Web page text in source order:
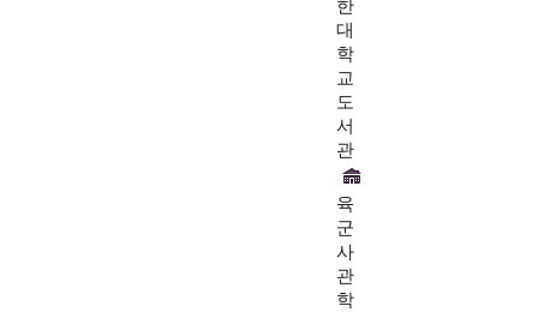
한
대
학
교
도
서
관
육
군
사
관
학